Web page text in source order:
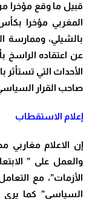
قبيل ما وقع مؤخرا
بالشيلي، وممارسة
عن اعتقاده الراسخ
الأحداث التي تستأثر
صاحب القرار
إعلام الاستقطاب
إن الاعلام مغاربي
والعمل على ”
الأزمات”، مع
السياسي” كما يرى